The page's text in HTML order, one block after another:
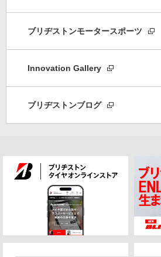
ブリヂストンモータースポーツ
Innovation Gallery
ブリヂストンブログ